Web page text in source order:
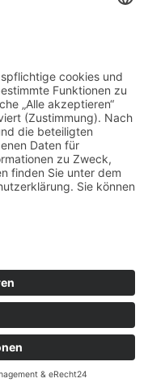
/ RECRUITING
pflege@bkgev.de
Kuplien Markenstrategie & Design